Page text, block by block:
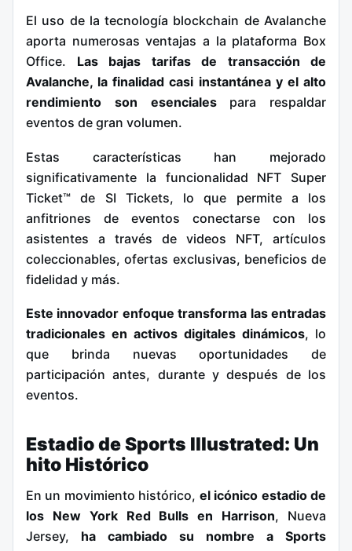
El uso de la tecnología blockchain de Avalanche
aporta numerosas ventajas a la plataforma Box
Office. Las bajas tarifas de transacción de
Avalanche, la finalidad casi instantánea y el alto
rendimiento son esencialespara respaldar
eventos de gran volumen.
Estas características han mejorado
significativamente la funcionalidad NFT Super
Ticket™ de SI Tickets, lo que permite a los
anfitriones de eventos conectarse con los
asistentes a través de videos NFT, artículos
coleccionables, ofertas exclusivas, beneficios de
fidelidad y más.
Este innovador enfoque transforma las entradas
tradicionales en activos digitales dinámicos, lo
que brinda nuevas oportunidades de
participación antes, durante y después de los
eventos.
Estadio de Sports Illustrated: Un
hito Histórico
En un movimiento histórico, el icónico estadio de
los New York Red Bulls en Harrison, Nueva
Jersey, ha cambiado su nombre a Sports